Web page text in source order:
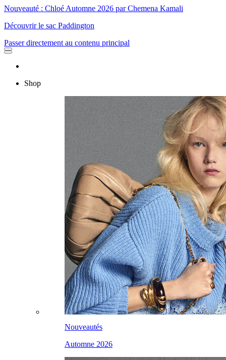
Nouveauté : Chloé Automne 2026 par Chemena Kamali
Découvrir le sac Paddington
Passer directement au contenu principal
Shop
Nouveautés
Automne 2026